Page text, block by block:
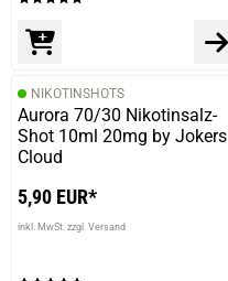
NIKOTINSHOTS
Aurora 70/30 Nikotinsalz-
Shot 10ml 20mg by Jokers
Cloud
5,90 EUR*
inkl. MwSt. zzgl. Versand